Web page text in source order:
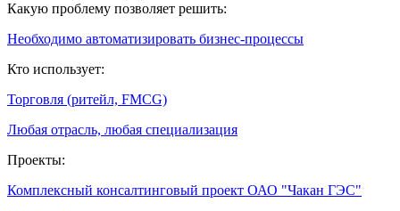
Какую проблему позволяет решить:
Необходимо автоматизировать бизнес-процессы
Кто использует:
Торговля (ритейл, FMCG)
Любая отрасль, любая специализация
Проекты:
Комплексный консалтинговый проект ОАО "Чакан ГЭС"